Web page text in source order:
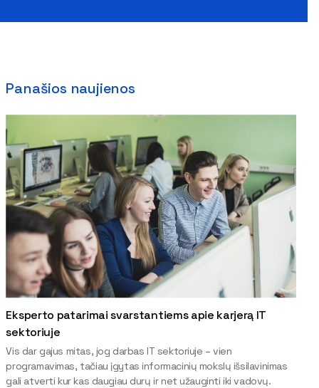
Panašios naujienos
Eksperto patarimai svarstantiems apie karjerą IT
sektoriuje
Vis dar gajus mitas, jog darbas IT sektoriuje – vien
programavimas, tačiau įgytas informacinių mokslų išsilavinimas
gali atverti kur kas daugiau durų ir net užauginti iki vadovų.